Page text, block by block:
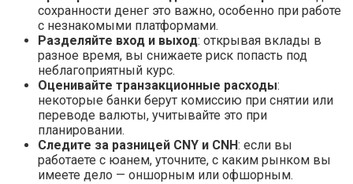
сохранности денег это важно, особенно при работе
с незнакомыми платформами.
Разделяйте вход и выход: открывая вклады в
разное время, вы снижаете риск попасть под
неблагоприятный курс.
Оценивайте транзакционные расходы:
некоторые банки берут комиссию при снятии или
переводе валюты, учитывайте это при
планировании.
Следите за разницей CNY и CNH: если вы
работаете с юанем, уточните, с каким рынком вы
имеете дело — оншорным или офшорным.